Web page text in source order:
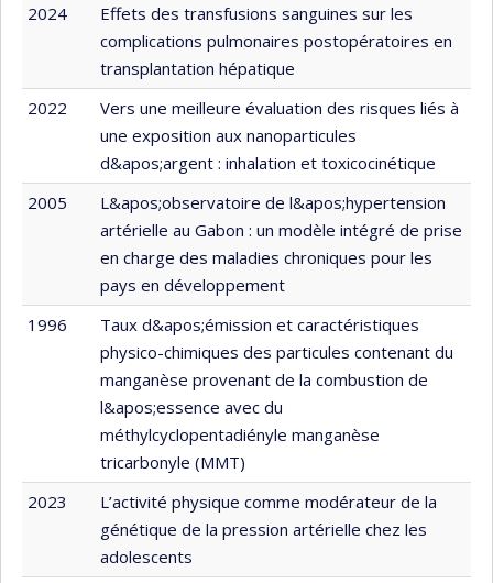
2024
Effets des transfusions sanguines sur les
complications pulmonaires postopératoires en
transplantation hépatique
2022
Vers une meilleure évaluation des risques liés à
une exposition aux nanoparticules
d&apos;argent : inhalation et toxicocinétique
2005
L&apos;observatoire de l&apos;hypertension
artérielle au Gabon : un modèle intégré de prise
en charge des maladies chroniques pour les
pays en développement
1996
Taux d&apos;émission et caractéristiques
physico-chimiques des particules contenant du
manganèse provenant de la combustion de
l&apos;essence avec du
méthylcyclopentadiényle manganèse
tricarbonyle (MMT)
2023
L’activité physique comme modérateur de la
génétique de la pression artérielle chez les
adolescents